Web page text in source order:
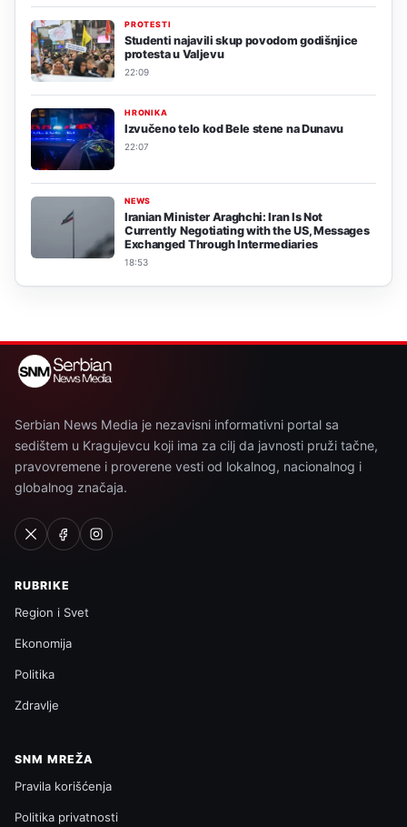
PROTESTI
Studenti najavili skup povodom godišnjice
protesta u Valjevu
22:09
HRONIKA
Izvučeno telo kod Bele stene na Dunavu
22:07
NEWS
Iranian Minister Araghchi: Iran Is Not
Currently Negotiating with the US, Messages
Exchanged Through Intermediaries
18:53
Serbian News Media je nezavisni informativni portal sa
sedištem u Kragujevcu koji ima za cilj da javnosti pruži tačne,
pravovremene i proverene vesti od lokalnog, nacionalnog i
globalnog značaja.
RUBRIKE
Region i Svet
Ekonomija
Politika
Zdravlje
SNM MREŽA
Pravila korišćenja
Politika privatnosti